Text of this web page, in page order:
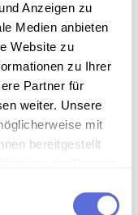
Anzeigen zu
Medien anbieten
Website zu
zu Ihrer
Partner für
weiter. Unsere
mit
bereitgestellt
von Karl